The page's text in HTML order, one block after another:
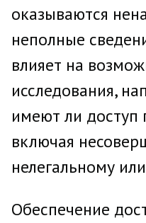
оказываются
неполные
влияет на
исследования,
имеют ли доступ
включая
нелегальному
Обеспечение